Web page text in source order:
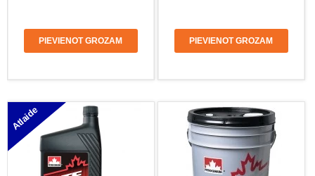
PIEVIENOT GROZAM PIEVIENOT GROZAM
Atlaide